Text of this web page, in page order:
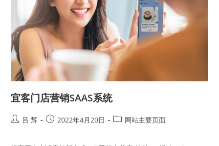
宜客门店营销SAAS系统
吕 辉 2022年4月20日 网站主要页面